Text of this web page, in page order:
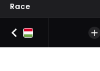
Race